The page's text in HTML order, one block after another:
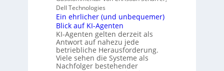
r
s
t
e
l
l
e
r
k
t
e
i
n
d
e
r
I
n
s
i
k
o
,
w
a
c
h
r
I
n
d
u
s
t
r
i
n
3
D
-
Z
w
i
l
l
i
Dell Technologies
Ein ehrlicher (und unbequemer)
Blick auf KI-Agenten
KI-Agenten gelten derzeit als
Antwort auf nahezu jede
betriebliche Herausforderung.
Viele sehen die Systeme als
Nachfolger bestehender